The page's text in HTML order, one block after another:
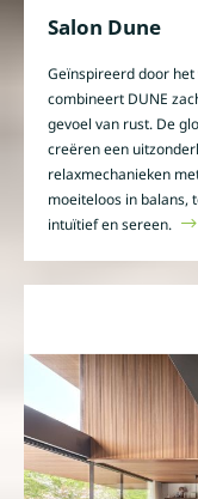
Salon Dune
Geïnspireerd door
combineert DUNE
gevoel van rust. De
creëren een
relaxmechanieken
moeiteloos in balans,
intuïtief en sereen.